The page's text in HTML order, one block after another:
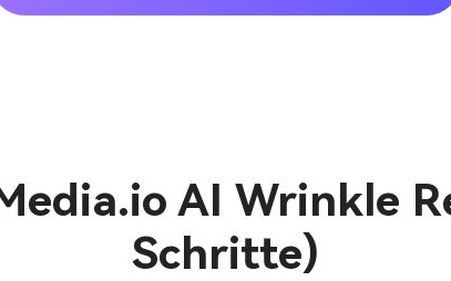
AI Wrinkle
Schritte)